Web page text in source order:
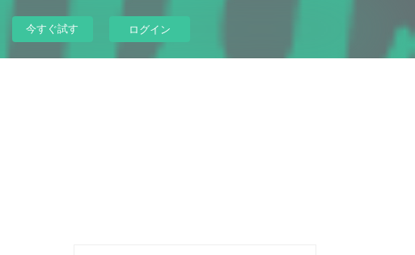
今すぐ試す ログイン